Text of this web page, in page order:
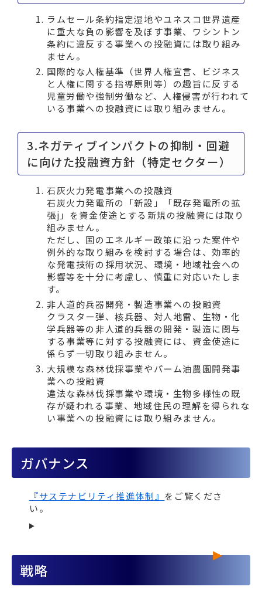
ラムセール条約指定湿地やユネスコ世界遺産
に重大な負の影響を及ぼす事業、ワシントン
条約に違反する事業への投融資には取り組み
ません。
国際的な人権基準（世界人権宣言、ビジネス
と人権に関する指導原則等）の趣旨に反する
児童労働や強制労働など、人権侵害が行われて
いる事業への投融資には取り組みません。
3.ネガティブインパクトの抑制・回避
に向けた投融資方針（特定セクター）
石灰火力発電事業への投融資
石炭火力発電所の「新設」「既存発電所の拡
張j」を資金使途とする新規の投融資には取り
組みません。
ただし、国のエネルギー政策に沿った案件や
例外的な取り組みを検討する場合は、効率的
な発電技術の採用状況、環境・地域社会への
影響等を十分に考慮し、慎重に対応いたしま
す。
非人道的兵器開発・製造事業への投融資
クラスター弾、核兵器、対人地雷、生物・化
学兵器等の非人道的兵器の開発・製造に関与
する事業等に対する投融資には、資金使途に
係らず一切取り組みません。
大規模な森林伐採事業やパーム油農園開発事
業への投融資
違法な森林伐採事業や環境・生物多様性の既
存が疑われる事業、地域住民の理解を得られな
い事業への投融資には取り組みません。
ガバナンス
『サステナビリティ推進体制』 をご覧くださ
い。
戦略